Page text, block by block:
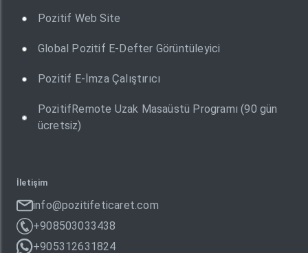
Pozitif Web Site
Global Pozitif E-Defter Görüntüleyici
Pozitif E-İmza Çalıştırıcı
PozitifRemote Uzak Masaüstü Programı (90 gün
ücretsiz)
İletişim
info@pozitifeticaret.com
+908503033438
+905312631824